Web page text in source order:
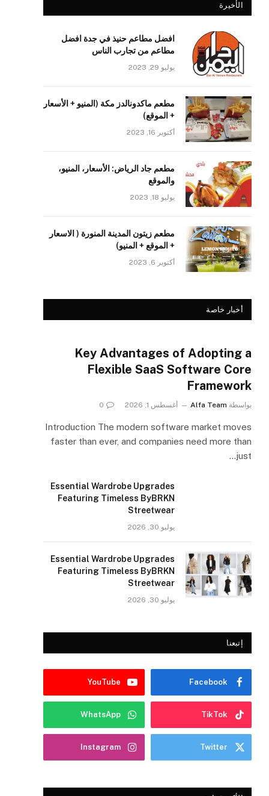
الأخيرة
افضل مطاعم حنيذ في جدة افضل
مطاعم من تجارب الناس
يوليو 29, 2023
مطعم ماكدونالدز مكة (المنيو + الأسعار
+ الموقع)
أكتوبر 16, 2023
مطعم جاد الرياض: الأسعار، المنيو،
والموقع
يوليو 18, 2023
مطعم زيتون المدينة المنورة ( الاسعار
+ الموقع + المنيو)
أكتوبر 6, 2023
أخبار خاصة
Key Advantages of Adopting a
Flexible SaaS Software Core
Framework
بواسطة Alfa Team أغسطس 1, 2026 0
Introduction The modern software market moves
faster than ever, and companies need more than
just…
Essential Wardrobe Upgrades
Featuring Timeless ByBRKN
Streetwear
يوليو 30, 2026
Essential Wardrobe Upgrades
Featuring Timeless ByBRKN
Streetwear
يوليو 30, 2026
إتبعنا
Facebook
YouTube
TikTok
WhatsApp
Twitter
Instagram